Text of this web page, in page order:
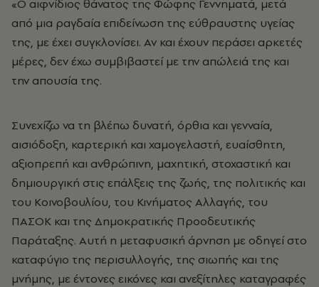
«Ο αιφνίδιος θάνατος της Φώφης Γεννηματά, μετά
από μια ραγδαία επιδείνωση της εύθραυστης υγείας
της, με έχει συγκλονίσει. Αν και έχουν περάσει αρκετές
μέρες, δεν έχω συμβιβαστεί με την απώλειά της και
την απουσία της.
Συνεχίζω να τη βλέπω δυνατή, όρθια και γενναία,
αισιόδοξη, καρτερική και χαμογελαστή, ευαίσθητη,
αξιοπρεπή και ανθρώπινη, μαχητική, στοχαστική και
δημιουργική στις επάλξεις της ζωής, της πολιτικής και
του Κοινοβουλίου, του Κινήματος Αλλαγής, του
ΠΑΣΟΚ και της Δημοκρατικής Προοδευτικής
Παράταξης. Αυτή η μεταφυσική άρνηση με οδηγεί στο
καταφύγιο της περισυλλογής, της σιωπής και της
μνήμης, με έντονες εικόνες και ανεξίτηλες καταγραφές